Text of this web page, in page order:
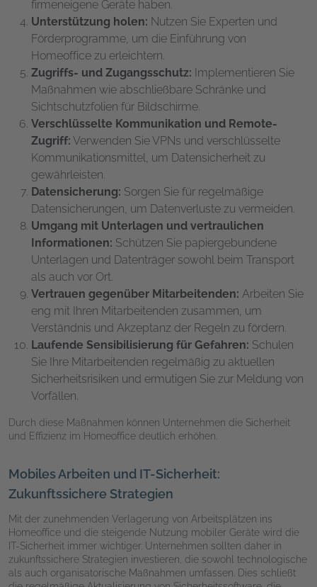
firmeneigene Geräte haben.
Unterstützung holen: Nutzen Sie Experten und
Förderprogramme, um die Einführung von
Homeoffice zu erleichtern.
Zugriffs- und Zugangsschutz: Implementieren Sie
Maßnahmen wie abschließbare Schränke und
Sichtschutzfolien für Bildschirme.
Verschlüsselte Kommunikation und Remote-
Zugriff: Verwenden Sie VPNs und verschlüsselte
Kommunikationsmittel, um Datensicherheit zu
gewährleisten.
Datensicherung: Sorgen Sie für regelmäßige
Datensicherungen, um Datenverluste zu vermeiden.
Umgang mit Unterlagen und vertraulichen
Informationen: Schützen Sie papiergebundene
Unterlagen und Datenträger sowohl beim Transport
als auch vor Ort.
Vertrauen gegenüber Mitarbeitenden: Arbeiten Sie
eng mit Ihren Mitarbeitenden zusammen, um
Verständnis und Akzeptanz der Regeln zu fördern.
Laufende Sensibilisierung für Gefahren: Schulen
Sie Ihre Mitarbeitenden regelmäßig zu aktuellen
Sicherheitsrisiken und ermutigen Sie zur Meldung von
Vorfällen.
Durch diese Maßnahmen können Unternehmen die Sicherheit
und Effizienz im Homeoffice deutlich erhöhen.
Mobiles Arbeiten und IT-Sicherheit:
Zukunftssichere Strategien
Mit der zunehmenden Verlagerung von Arbeitsplätzen ins
Homeoffice und die steigende Nutzung mobiler Geräte wird die
IT-Sicherheit immer wichtiger. Unternehmen sollten daher in
zukunftssichere Strategien investieren, die sowohl technologische
als auch organisatorische Maßnahmen umfassen. Dies schließt